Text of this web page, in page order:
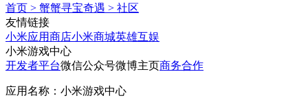
首页 > 蟹蟹寻宝奇遇 > 社区
友情链接
小米应用商店小米商城英雄互娱
小米游戏中心
开发者平台微信公众号微博主页商务合作
应用名称：小米游戏中心